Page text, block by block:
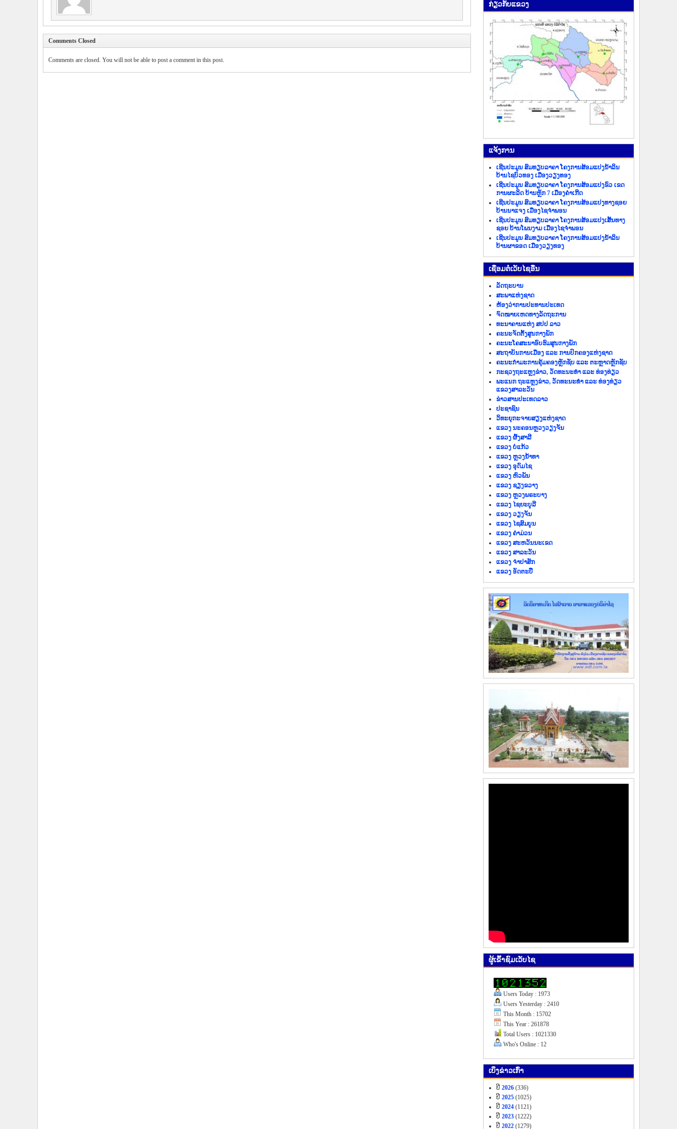
Comments Closed
Comments are closed. You will not be able to post a comment in this post.
ກ່ຽວ​ກັບ​ແຂວງ
ແຈ້ງ​ການ
ເຊີນປະມູນ ສົມທຽບລາຄາ ໂຄງການສ້ອມແປງນ້ຳລິນ
ບ້ານໄຊບົວທອງ ເມືອງວຽງທອງ
ເຊີນປະມູນ ສົມທຽບລາຄາ ໂຄງການສ້ອມແປງຂົວ ເຂດ
ການຜະລິດ ບ້ານຫຼັກ 7 ເມືອງຄຳເກີດ
ເຊີນປະມູນ ສົມທຽບລາຄາ ໂຄງການສ້ອມແປງທາງຊອຍ
ບ້ານນາແຈງ ເມືອງໄຊຈຳພອນ
ເຊີນປະມູນ ສົມທຽບລາຄາ ໂຄງການສ້ອມແປງເສັ້ນທາງ
ຊອຍ ບ້ານໂພນງາມ ເມືອງໄຊຈຳພອນ
ເຊີນປະມູນ ສົມທຽບລາຄາ ໂຄງການສ້ອມແປງນ້ຳລິນ
ບ້ານຜາຂອດ ເມືອງວຽງທອງ
​ເຊື່ອມ​ຕໍ່​ເວັບ​ໄຊ​ອື່ນ
ລັດ​ຖະ​ບານ
ສະພາແຫ່ງຊາດ
ຫ້ອງວ່າການປະທານປະເທດ
ຈົດໝາຍເຫດທາງລັດຖະການ
ທະນາຄານແຫ່ງ ສປປ ລາວ
ຄະນະຈັດຕັ້ງສູນກາງພັກ
ຄະນະໂຄສະນາອົບຮົມສູນກາງພັກ
ສະຖາບັນການເມືອງ ແລະ ການປົກຄອງແຫ່ງຊາດ
ຄະນະ​ກຳມະການ​ຄຸ້ມ​ຄອງ​ຫຼັກ​ຊັບ ແລະ ຕະຫຼາດຫຼັກຊັບ
ກະຊວງຖະແຫຼງຂ່າວ, ວັດທະນະທຳ ແລະ ທ່ອງທ່ຽວ
ພະແນກ ຖະແຫຼງຂ່າວ, ວັດທະນະທຳ ແລະ ທ່ອງທ່ຽວ
ແຂວງສາລະວັນ
ຂ່າວ​ສານ​ປະ​ເທດ​ລາວ
ປະ​ຊາ​ຊົນ
ວິທະຍຸກະຈາຍສຽງແຫ່ງຊາດ
ແຂວງ ນະ​ຄອນຫຼວງວຽງ​ຈັນ
ແຂວງ ຜົ້ງ​ສາ​ລີ
ແຂວງ ບໍ່​ແກ້ວ
ແຂວງ ຫຼວງນໍ້າທາ
ແຂວງ ອຸດົມໄຊ
ແຂວງ ຫົວພັນ
ແຂວງ ຊຽງຂວາງ
ແຂວງ ຫຼວງພຣະບາງ
ແຂວງ ໄຊຍະບູລີ
ແຂວງ ວຽງຈັນ
ແຂວງ ໄຊສົມບູນ
ແຂວງ ຄຳມ່ວນ
ແຂວງ ສະຫວັນນະເຂດ
ແຂວງ ສາລະວັນ
ແຂວງ ຈຳປາສັກ
ແຂວງ ອັດຕະປື
ຜູ້​ເຂົ້າ​ຊົມ​ເວັບ​ໄຊ
Users Today : 1973
Users Yesterday : 2410
This Month : 15702
This Year : 261878
Total Users : 1021330
Who's Online : 12
ເບິ່ງ​ຂ່າວ​ເກົ່າ
ປີ 2026 (336)
ປີ 2025 (1025)
ປີ 2024 (1121)
ປີ 2023 (1222)
ປີ 2022 (1279)